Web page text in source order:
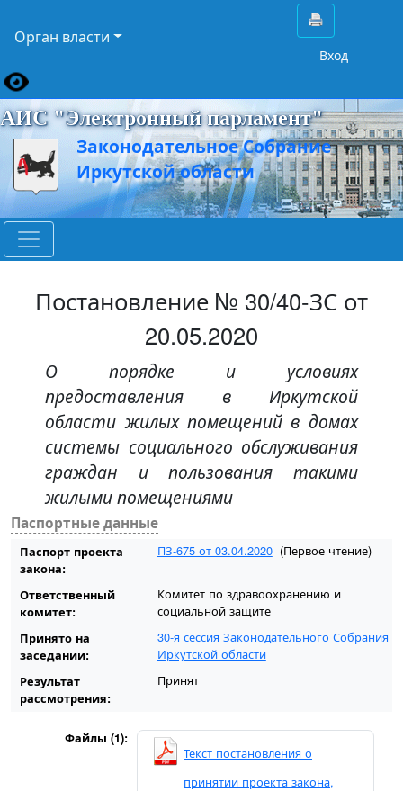
Орган власти
Вход
АИС "Электронный парламент"
Законодательное Собрание
Иркутской области
Постановление № 30/40-ЗС от
20.05.2020
О порядке и условиях
предоставления в Иркутской
области жилых помещений в домах
системы социального обслуживания
граждан и пользования такими
жилыми помещениями
Паспортные данные
Паспорт проекта
закона:
ПЗ-675 от 03.04.2020 (Первое чтение)
Ответственный
комитет:
Комитет по здравоохранению и
социальной защите
Принято на
заседании:
30-я сессия Законодательного Собрания
Иркутской области
Результат
рассмотрения:
Принят
Файлы (1):
Текст постановления о
принятии проекта закона,